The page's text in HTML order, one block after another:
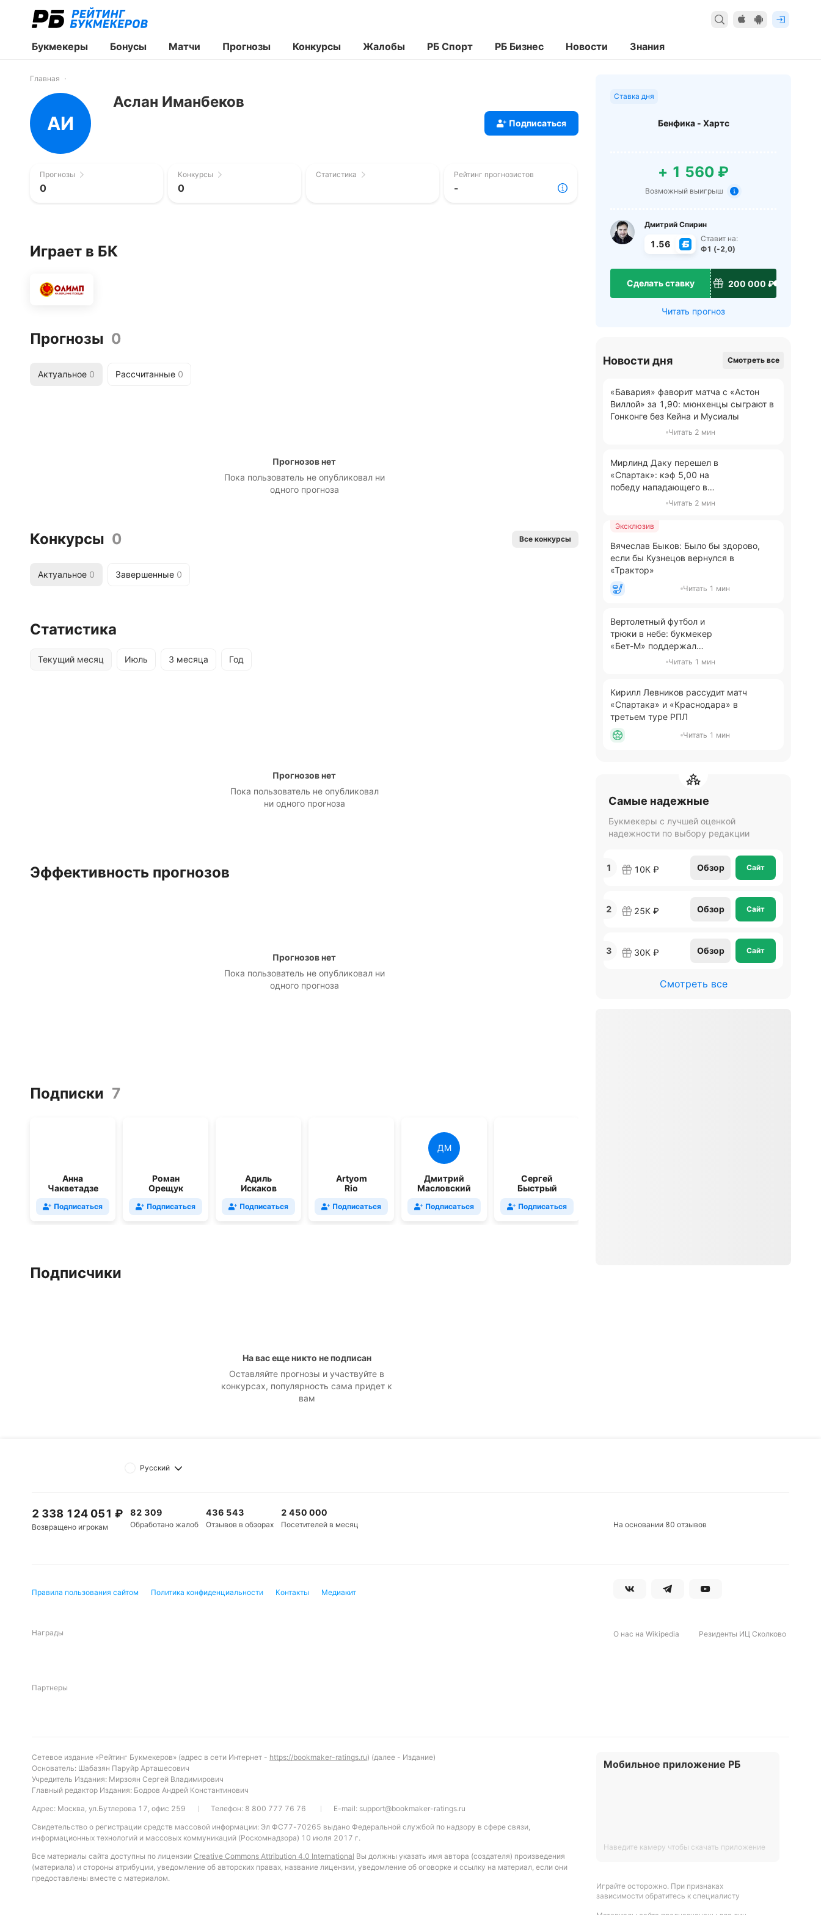
Букмекеры Бонусы Матчи Прогнозы Конкурсы Жалобы РБ Спорт РБ Бизнес Новости Знания
Главная
АИ
Аслан Иманбеков
Подписаться
Прогнозы
0
Конкурсы
0
Статистика Рейтинг прогнозистов
-
Играет в БК
Прогнозы 0
Актуальное 0 Рассчитанные 0
Прогнозов нет
Пока пользователь не опубликовал ни
одного прогноза
Конкурсы 0 Все конкурсы
Актуальное 0 Завершенные 0
Статистика
Текущий месяц Июль 3 месяца Год
Прогнозов нет
Пока пользователь не опубликовал
ни одного прогноза
Эффективность прогнозов
Прогнозов нет
Пока пользователь не опубликовал ни
одного прогноза
Подписки 7
Анна
Чакветадзе
Подписаться
Роман
Орещук
Подписаться
Адиль
Искаков
Подписаться
Artyom
Rio
Подписаться
ДМ
Дмитрий
Масловский
Подписаться
Сергей
Быстрый
Подписаться
Подписчики
На вас еще никто не подписан
Оставляйте прогнозы и участвуйте в
конкурсах, популярность сама придет к
вам
Ставка дня
Бенфика - Хартс
+ 1 560 ₽
Возможный выигрыш
Дмитрий Спирин
1.56
Ставит на:
Ф1 (-2,0)
Сделать ставку 200 000 ₽
Читать прогноз
Новости дня Смотреть все
«Бавария» фаворит матча с «Астон
Виллой» за 1,90: мюнхенцы сыграют в
Гонконге без Кейна и Мусиалы
Читать 2 мин
Мирлинд Даку перешел в
«Спартак»: кэф 5,00 на
победу нападающего в
гонке бомбардиров РПЛ
Читать 2 мин
Эксклюзив
Вячеслав Быков: Было бы здорово,
если бы Кузнецов вернулся в
«Трактор»
Читать 1 мин
Вертолетный футбол и
трюки в небе: букмекер
«Бет-М» поддержал
спортивное авиашоу
Читать 1 мин
Кирилл Левников рассудит матч
«Спартака» и «Краснодара» в
третьем туре РПЛ
Читать 1 мин
Самые надежные
Букмекеры с лучшей оценкой
надежности по выбору редакции
1 10К ₽ Обзор Сайт
2 25К ₽ Обзор Сайт
3 30К ₽ Обзор Сайт
Смотреть все
Русский
2 338 124 051 ₽
Возвращено игрокам
82 309
Обработано жалоб
436 543
Отзывов в обзорах
2 450 000
Посетителей в месяц На основании 80 отзывов
Правила пользования сайтом Политика конфиденциальности Контакты Медиакит
Награды О нас на Wikipedia Резиденты ИЦ Сколково
Партнеры
Сетевое издание «Рейтинг Букмекеров» (адрес в сети Интернет - https://bookmaker-ratings.ru) (далее - Издание)
Основатель: Шабазян Паруйр Арташесович
Учредитель Издания: Мирзоян Сергей Владимирович
Главный редактор Издания: Бодров Андрей Константинович
Адрес: Москва, ул.Бутлерова 17, офис 259
Телефон: 8 800 777 76 76 E-mail: support@bookmaker-ratings.ru
Свидетельство о регистрации средств массовой информации: Эл ФС77-70265 выдано Федеральной службой по надзору в сфере связи,
информационных технологий и массовых коммуникаций (Роскомнадзора) 10 июля 2017 г.
Все материалы сайта доступны по лицензии Creative Commons Attribution 4.0 International Вы должны указать имя автора (создателя) произведения
(материала) и стороны атрибуции, уведомление об авторских правах, название лицензии, уведомление об оговорке и ссылку на материал, если они
предоставлены вместе с материалом.
Мобильное приложение РБ
Наведите камеру чтобы скачать приложение
Играйте осторожно. При признаках
зависимости обратитесь к специалисту